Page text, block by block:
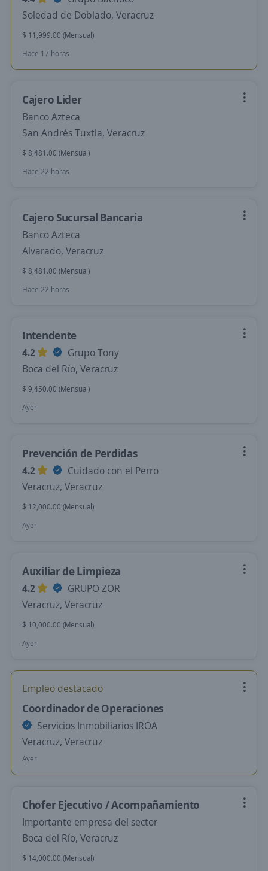
Soledad de Doblado, Veracruz
$ 11,999.00 (Mensual)
Hace 17 horas
Cajero Lider
Banco Azteca
San Andrés Tuxtla, Veracruz
$ 8,481.00 (Mensual)
Hace 22 horas
Cajero Sucursal Bancaria
Banco Azteca
Alvarado, Veracruz
$ 8,481.00 (Mensual)
Hace 22 horas
Intendente
4.2
Grupo Tony
Boca del Río, Veracruz
$ 9,450.00 (Mensual)
Ayer
Prevención de Perdidas
4.2
Cuidado con el Perro
Veracruz, Veracruz
$ 12,000.00 (Mensual)
Ayer
Auxiliar de Limpieza
4.2
GRUPO ZOR
Veracruz, Veracruz
$ 10,000.00 (Mensual)
Ayer
Empleo destacado
Coordinador de Operaciones
Servicios Inmobiliarios IROA
Veracruz, Veracruz
Ayer
Chofer Ejecutivo / Acompañamiento
Importante empresa del sector
Boca del Río, Veracruz
$ 14,000.00 (Mensual)